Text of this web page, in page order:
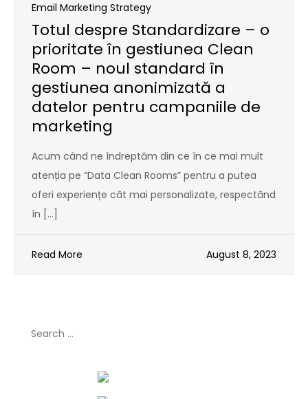
Email Marketing Strategy
Totul despre Standardizare – o
prioritate în gestiunea Clean
Room – noul standard în
gestiunea anonimizată a
datelor pentru campaniile de
marketing
Acum când ne îndreptăm din ce în ce mai mult
atenția pe “Data Clean Rooms” pentru a putea
oferi experiențe cât mai personalizate, respectând
în […]
Read More August 8, 2023